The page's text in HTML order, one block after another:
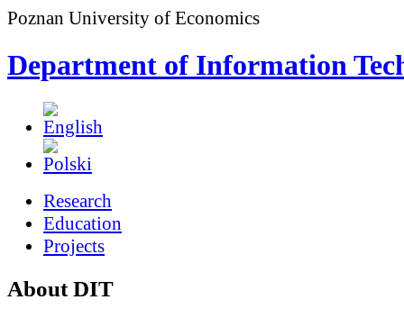
Poznan University of Economics
Department of Information
Research
Education
Projects
About DIT